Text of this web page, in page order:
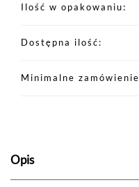
Ilość w opakowaniu
Dostępna ilość
Minimalne zamówienie
Opis